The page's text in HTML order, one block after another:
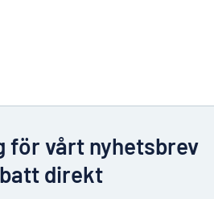
för vårt nyhetsbrev
direkt